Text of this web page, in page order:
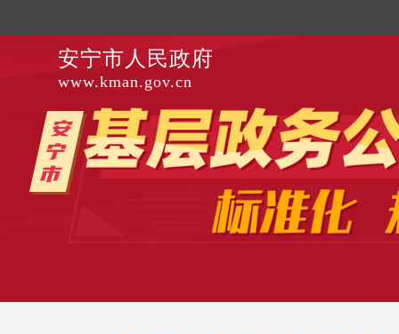
安宁市人民政府
www.kman.gov.cn